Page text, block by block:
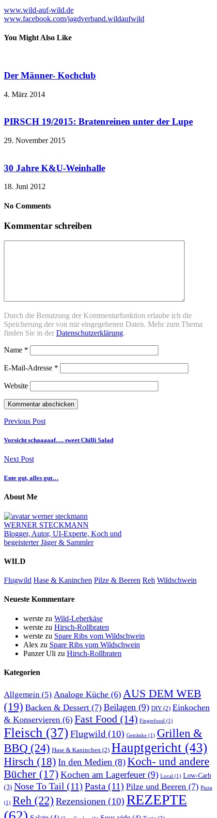
www.wild-auf-wild.de
www.facebook.com/jagdverband.wildaufwild
You Might Also Like
Der Männer- Kochclub
4. März 2014
PIRSCH 19/2015: Bratenreinen unter der Lupe
29. November 2015
30 Jahre K&U-Weinhalle
18. Juni 2012
No Comments
Kommentar schreiben
Durch die Benutzung der Kommentarfunktion erlaube ich die
Speicherung der von mir eingegebenen Daten. Mehr zum Thema
finden Sie in der Datenschutzerklärung.
Name *
E-Mail-Adresse *
Website
Previous Post
Vorsicht schaaaaaf…. sweet Chilli Salad
Next Post
Ente gut, alles gut…
About Me
WERNER STECKMANN
Blogger, Autor, UI-Experte, Koch und
begeisterter Jäger & Sammler
WILD
Flugwild Hase & Kaninchen Pilze & Beeren Reh Wildschwein
Neueste Kommentare
werste zu Wild-Leberkäse
werste zu Hirsch-Rollbraten
werste zu Spare Ribs vom Wildschwein
Alex zu Spare Ribs vom Wildschwein
Panzer Uli zu Hirsch-Rollbraten
Kategorien
Allgemein (5) Analoge Küche (6) AUS DEM WEB
(19) Backen & Dessert (7) Beilagen (9) DIY (2) Einkochen
& Konservieren (6) Fast Food (14) Fingerfood (1)
Fleisch (37) Flugwild (10) Getränke (1) Grillen &
BBQ (24) Hase & Kaninchen (2) Hauptgericht (43)
Hirsch (18) In den Medien (8)Koch- und andere
Bücher (17) Kochen am Lagerfeuer(9) Local (1) Low-Carb
(3) Nose To Tail (11) Pasta (11) Pilze und Beeren (7) Pizza
(1) Reh (22) Rezensionen (10) REZEPTE